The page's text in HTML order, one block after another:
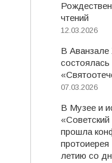
чтений
12.03.2026
В Аванзале
07.03.2026
В Музее и
прошла
протоиерея
летию со